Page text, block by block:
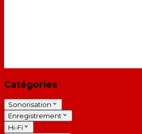
Catégories
Sonorisation
Enregistrement
Hi-Fi